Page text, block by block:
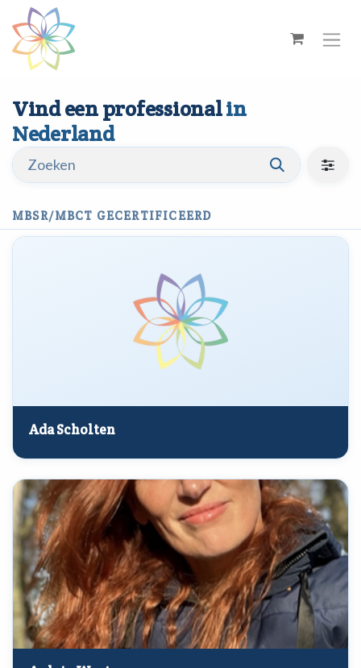
Overslaan naar inhoud
Vind een professionalin
Nederland
MBSR/MBCT GECERTIFICEERD
Ada Scholten